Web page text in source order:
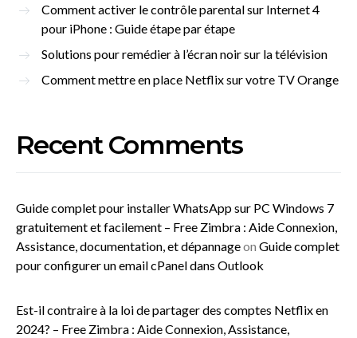
Comment activer le contrôle parental sur Internet 4
pour iPhone : Guide étape par étape
Solutions pour remédier à l’écran noir sur la télévision
Comment mettre en place Netflix sur votre TV Orange
Recent Comments
Guide complet pour installer WhatsApp sur PC Windows 7
gratuitement et facilement – Free Zimbra : Aide Connexion,
Assistance, documentation, et dépannageon Guide complet
pour configurer un email cPanel dans Outlook
Est-il contraire à la loi de partager des comptes Netflix en
2024? – Free Zimbra : Aide Connexion, Assistance,